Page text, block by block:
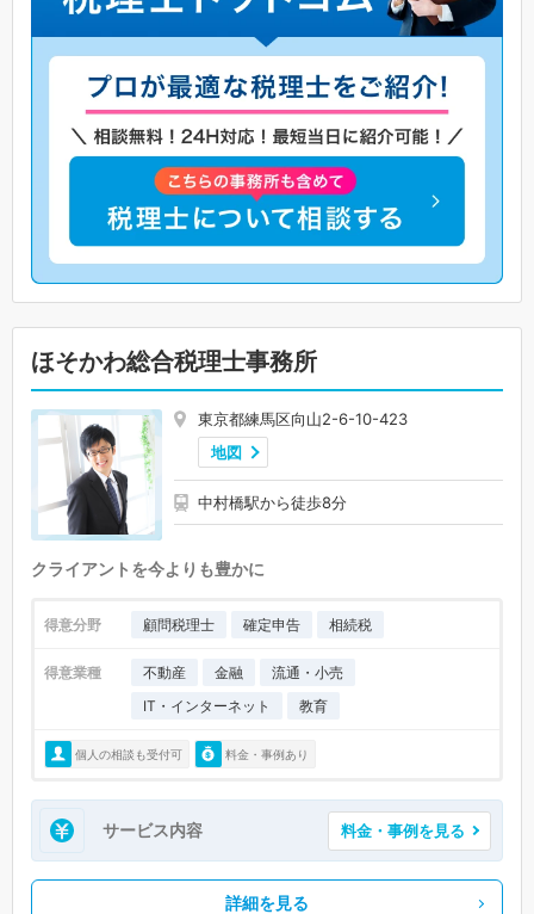
ほそかわ総合税理士事務所
東京都練馬区向山2-6-10-423
地図
中村橋駅から徒歩8分
クライアントを今よりも豊かに
得意分野 顧問税理士 確定申告 相続税
得意業種 不動産 金融
流通・小売
IT・インターネット
教育
個人の相談も受付可 料金・事例あり
サービス内容 料金・事例を見る
詳細を見る